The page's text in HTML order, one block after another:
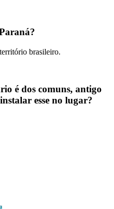
brasileiro.
é dos comuns, antigo
esse no lugar?